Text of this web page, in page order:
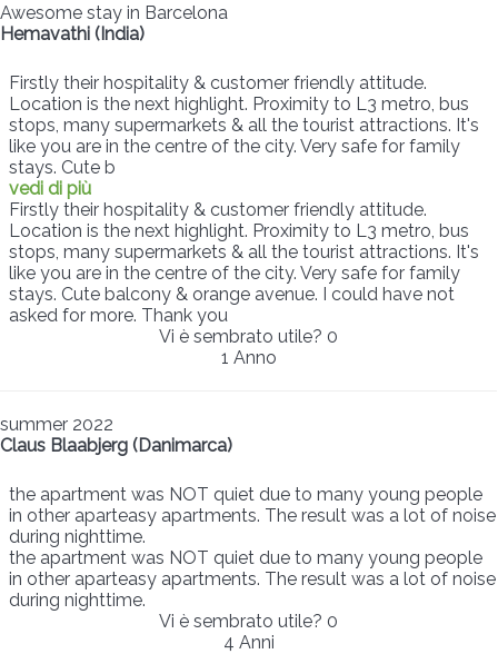
Awesome stay in Barcelona
Hemavathi (India)
Firstly their hospitality & customer friendly attitude.
Location is the next highlight. Proximity to L3 metro, bus
stops, many supermarkets & all the tourist attractions. It's
like you are in the centre of the city. Very safe for family
stays. Cute b
vedi di più
Firstly their hospitality & customer friendly attitude.
Location is the next highlight. Proximity to L3 metro, bus
stops, many supermarkets & all the tourist attractions. It's
like you are in the centre of the city. Very safe for family
stays. Cute balcony & orange avenue. I could have not
asked for more. Thank you
Vi è sembrato utile? 0
1 Anno
summer 2022
Claus Blaabjerg (Danimarca)
the apartment was NOT quiet due to many young people
in other aparteasy apartments. The result was a lot of noise
during nighttime.
the apartment was NOT quiet due to many young people
in other aparteasy apartments. The result was a lot of noise
during nighttime.
Vi è sembrato utile? 0
4 Anni